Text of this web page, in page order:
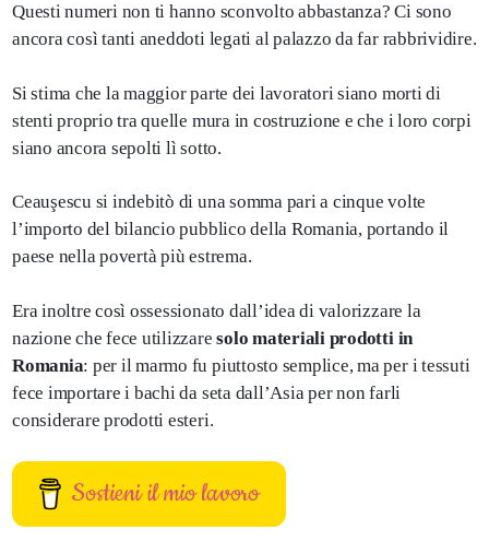
Questi numeri non ti hanno sconvolto abbastanza? Ci sono
ancora così tanti aneddoti legati al palazzo da far rabbrividire.
Si stima che la maggior parte dei lavoratori siano morti di
stenti proprio tra quelle mura in costruzione e che i loro corpi
siano ancora sepolti lì sotto.
Ceauşescu si indebitò di una somma pari a cinque volte
l’importo del bilancio pubblico della Romania, portando il
paese nella povertà più estrema.
Era inoltre così ossessionato dall’idea di valorizzare la
nazione che fece utilizzare solo materiali prodotti in
Romania: per il marmo fu piuttosto semplice, ma per i tessuti
fece importare i bachi da seta dall’Asia per non farli
considerare prodotti esteri.
Sostieni il mio lavoro